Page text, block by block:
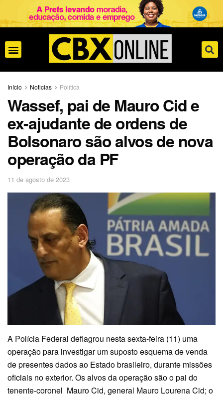
Início Noticias Política
Wassef, pai de Mauro Cid e
ex-ajudante de ordens de
Bolsonaro são alvos de nova
operação da PF
11 de agosto de 2023
A Polícia Federal deflagrou nesta sexta-feira (11) uma
operação para investigar um suposto esquema de venda
de presentes dados ao Estado brasileiro, durante missões
oficiais no exterior. Os alvos da operação são o pai do
tenente-coronel Mauro Cid, general Mauro Lourena Cid; o